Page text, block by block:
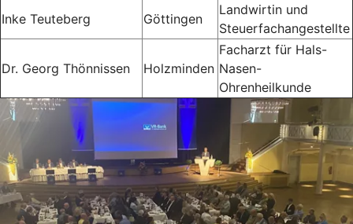
Inke Teuteberg
Göttingen
Landwirtin und
Steuerfachangestellte
Dr. Georg Thönnissen Holzminden
Facharzt für Hals-
Nasen-
Ohrenheilkunde